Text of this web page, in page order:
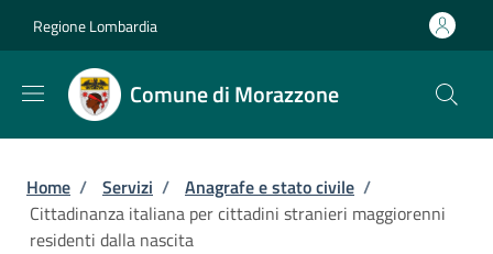
Regione Lombardia
Comune di Morazzone
Briciole di pane
Home / Servizi / Anagrafe e stato civile /
Cittadinanza italiana per cittadini stranieri maggiorenni
residenti dalla nascita